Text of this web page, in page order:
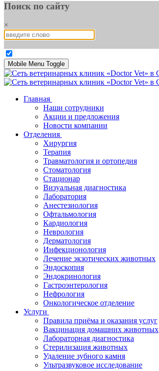
Поиск по сайту
×
Mobile Menu Toggle
Главная
Наши сотрудники
Акции и предложения
Новости компании
Отделения
Хирургия
Терапия
Травматология и ортопедия
Стоматология
Стационар
Визуальная диагностика
Лаборатория
Анестезиология
Офтальмология
Кардиология
Неврология
Дерматология
Инфекционология
Лечение экзотических животных
Эндоскопия
Эндокринология
Гастроэнтерология
Нефрология
Онкологическое отделение
Услуги
Правила приёма и оказания услуг
Вакцинация домашних животных
Лабораторная диагностика
Стерилизация животных
Удаление зубного камня
Ультразвуковое исследование